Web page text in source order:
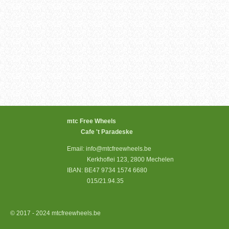
mtc Free Wheels
Cafe 't Paradeske
Email: info@mtcfreewheels.be
Kerkhoflei 123, 2800 Mechelen
IBAN: BE47 9734 1574 6680
015/21.94.35
© 2017 - 2024 mtcfreewheels.be